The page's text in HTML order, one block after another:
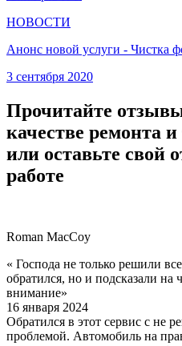
НОВОСТИ
Анонс новой услуги - Чистка
3 сентября 2020
Прочитайте
качестве ремонта
или оставьте свой
работе
Roman MacCoy
« Господа не только решили
обратился, но и подсказали на
внимание»
16 января 2024
Обратился в этот сервис с не
проблемой. Автомобиль на